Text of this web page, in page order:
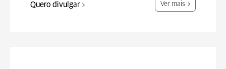
Quero divulgar Ver mais